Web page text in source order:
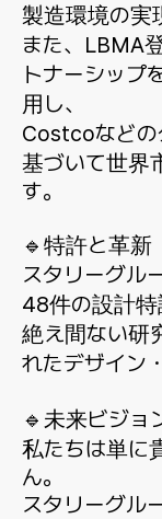
製造環境の実
また、LBMA
トナーシップ
用し、
Costcoなどの
基づいて世界
す。
🔹特許と革新
スタリーグル
48件の設計特
絶え間ない研
れたデザイン
🔹未来ビジョ
私たちは単に
ん。
スタリーグル